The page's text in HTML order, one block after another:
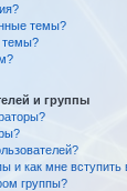
темы?
темы?
и группы
и как мне вступить
группы?